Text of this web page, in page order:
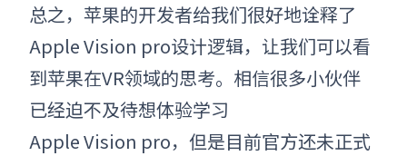
总之，苹果的开发者给我们很好地诠释了
Apple Vision pro设计逻辑，让我们可以看
到苹果在VR领域的思考。相信很多小伙伴
已经迫不及待想体验学习
Apple Vision pro，但是目前官方还未正式